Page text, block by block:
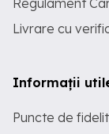
Regulament
Livrare cu
Informații
Puncte de